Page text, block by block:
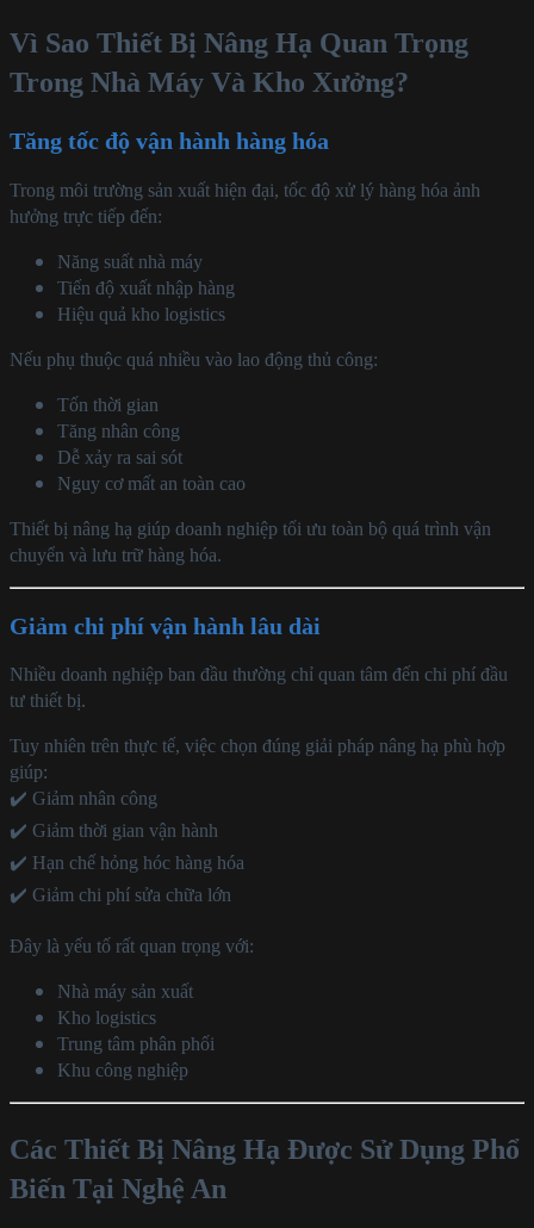
Vì Sao Thiết Bị Nâng Hạ Quan Trọng
Trong Nhà Máy Và Kho Xưởng?
Tăng tốc độ vận hành hàng hóa
Trong môi trường sản xuất hiện đại, tốc độ xử lý hàng hóa ảnh
hưởng trực tiếp đến:
Năng suất nhà máy
Tiến độ xuất nhập hàng
Hiệu quả kho logistics
Nếu phụ thuộc quá nhiều vào lao động thủ công:
Tốn thời gian
Tăng nhân công
Dễ xảy ra sai sót
Nguy cơ mất an toàn cao
Thiết bị nâng hạ giúp doanh nghiệp tối ưu toàn bộ quá trình vận
chuyển và lưu trữ hàng hóa.
Giảm chi phí vận hành lâu dài
Nhiều doanh nghiệp ban đầu thường chỉ quan tâm đến chi phí đầu
tư thiết bị.
Tuy nhiên trên thực tế, việc chọn đúng giải pháp nâng hạ phù hợp
giúp:
✔️ Giảm nhân công
✔️ Giảm thời gian vận hành
✔️ Hạn chế hỏng hóc hàng hóa
✔️ Giảm chi phí sửa chữa lớn
Đây là yếu tố rất quan trọng với:
Nhà máy sản xuất
Kho logistics
Trung tâm phân phối
Khu công nghiệp
Các Thiết Bị Nâng Hạ Được Sử Dụng Phổ
Biến Tại Nghệ An